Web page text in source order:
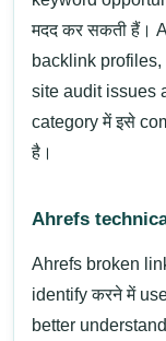
मदद कर सकती हैं।
backlink
site audit issues
category में इसे
है।
Ahrefs
Ahrefs broken
identify करने में
better